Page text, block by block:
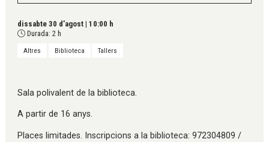
dissabte 30 d’agost | 10:00 h
Durada: 2 h
Altres Biblioteca Tallers
Sala polivalent de la biblioteca.
A partir de 16 anys.
Places limitades. Inscripcions a la biblioteca: 972304809 /